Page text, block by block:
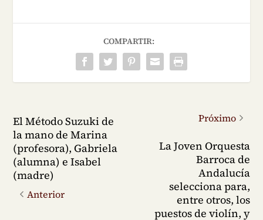
COMPARTIR:
El Método Suzuki de
la mano de Marina
(profesora), Gabriela
(alumna) e Isabel
(madre)
Anterior
Próximo
La Joven Orquesta
Barroca de
Andalucía
selecciona para,
entre otros, los
puestos de violín, y